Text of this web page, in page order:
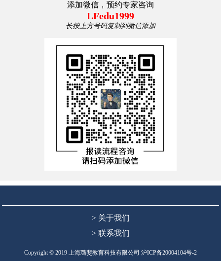
添加微信，预约专家咨询
LFedu1999
长按上方号码复制到微信添加
> 关于我们
> 联系我们
Copyright © 2019 上海璐斐教育科技有限公司 沪ICP备20004104号-2